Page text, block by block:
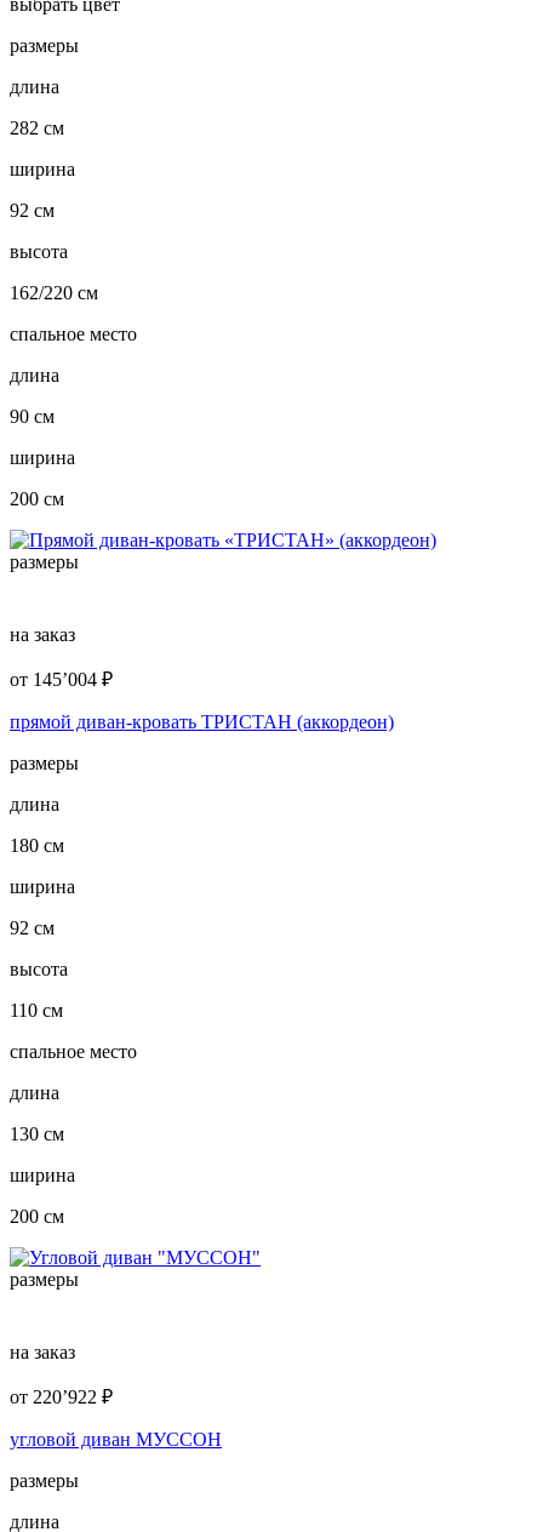
выбрать цвет
размеры
длина
282 см
ширина
92 см
высота
162/220 см
спальное место
длина
90 см
ширина
200 см
размеры
на заказ
от 145’004 ₽
прямой диван-кровать ТРИСТАН (аккордеон)
размеры
длина
180 см
ширина
92 см
высота
110 см
спальное место
длина
130 см
ширина
200 см
размеры
на заказ
от 220’922 ₽
угловой диван МУССОН
размеры
длина